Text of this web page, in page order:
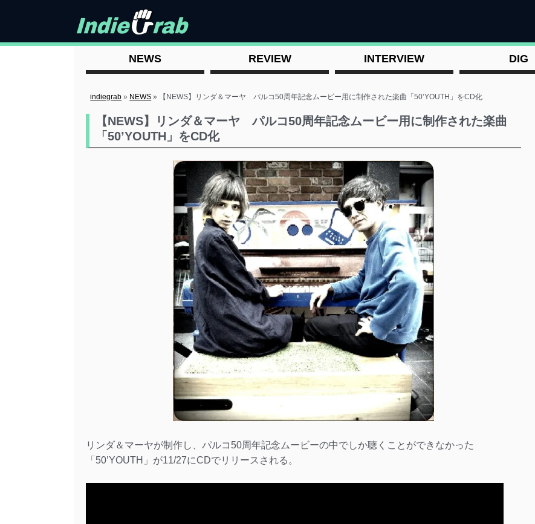
NEWS REVIEW INTERVIEW DIG
indiegrab » NEWS » 【NEWS】リンダ＆マーヤ パルコ50周年記念ムービー用に制作された楽曲「50’YOUTH」をCD化
【NEWS】リンダ＆マーヤ パルコ50周年記念ムービー用に制作された楽曲
「50’YOUTH」をCD化
リンダ＆マーヤが制作し、パルコ50周年記念ムービーの中でしか聴くことができなかった
「50’YOUTH」が11/27にCDでリリースされる。